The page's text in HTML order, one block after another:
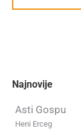
Najnovije
Asti Gospu
Heni Erceg